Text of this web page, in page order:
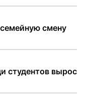
смену
студентов вырос